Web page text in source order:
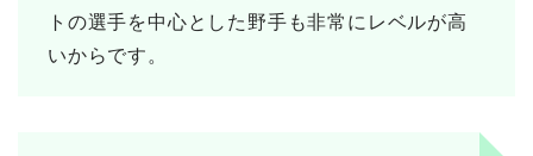
トの選手を中心とした野手も非常にレベルが高
いからです。